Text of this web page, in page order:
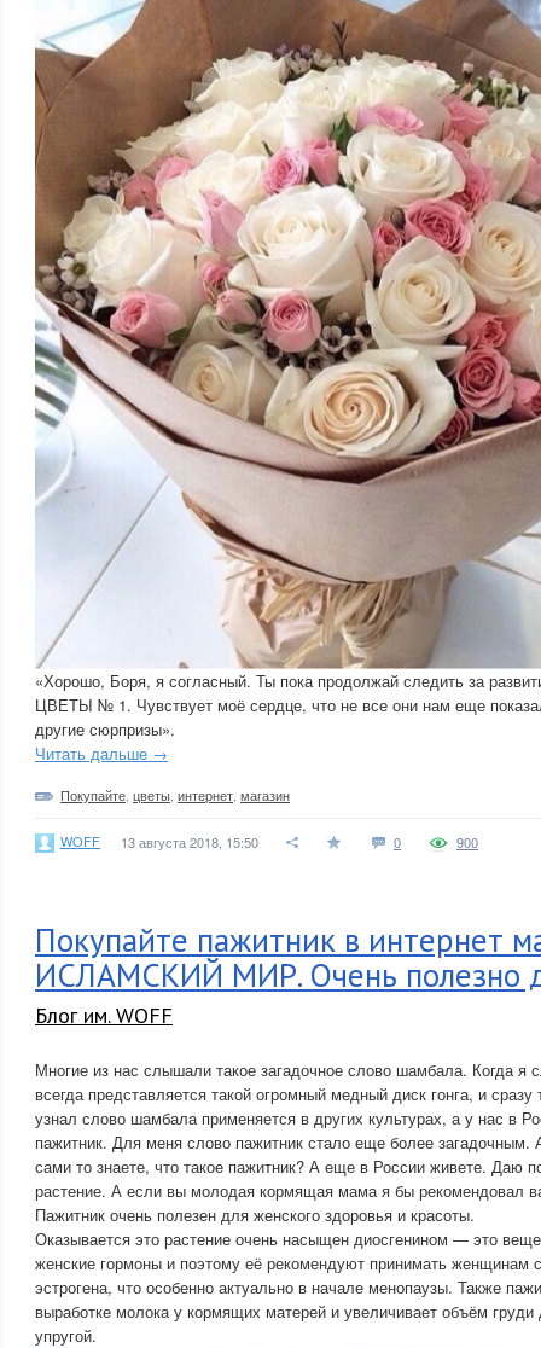
«Хорошо, Боря, я согласный. Ты пока продолжай следить за
ЦВЕТЫ № 1. Чувствует моё сердце, что не все они нам еще
другие сюрпризы».
Читать дальше →
Покупайте цветы интернет магазин
WOFF 13 августа 2018, 15:50 0 900
Покупайте пажитник в интернет
ИСЛАМСКИЙ МИР. Очень полезно
Блог им. WOFF
Многие из нас слышали такое загадочное слово шамбала. Когда
всегда представляется такой огромный медный диск гонга, и
узнал слово шамбала применяется в других культурах, а у нас в
пажитник. Для меня слово пажитник стало еще более загадочным.
сами то знаете, что такое пажитник? А еще в России живете. Даю
растение. А если вы молодая кормящая мама я бы рекомендовал
Пажитник очень полезен для женского здоровья и красоты.
Оказывается это растение очень насыщен диосгенином — это
женские гормоны и поэтому её рекомендуют принимать женщинам
эстрогена, что особенно актуально в начале менопаузы. Также
выработке молока у кормящих матерей и увеличивает объём груди
упругой.